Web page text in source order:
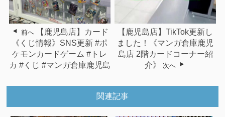
前へ
【鹿児島店】カード
《くじ情報》SNS更新 #ポ
ケモンカードゲーム #トレ
カ #くじ #マンガ倉庫鹿児島
【鹿児島店】TikTok更新し
ました！《マンガ倉庫鹿児
島店 2階カードコーナー紹
介》
次へ
関連記事